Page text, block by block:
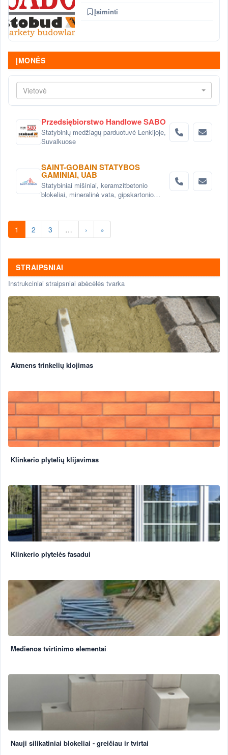
Įsiminti
ĮMONĖS
Vietovė
Przedsiębiorstwo Handlowe SABO
Statybinių medžiagų parduotuvė Lenkijoje,
Suvalkuose
SAINT-GOBAIN STATYBOS
GAMINIAI, UAB
Statybiniai mišiniai, keramzitbetonio
blokeliai, mineralinė vata, gipskartonio
1 2 3 … › »
STRAIPSNIAI
Instrukciniai straipsniai abėcėlės tvarka
Akmens trinkelių klojimas
Klinkerio plytelių klijavimas
Klinkerio plytelės fasadui
Medienos tvirtinimo elementai
Nauji silikatiniai blokeliai - greičiau ir tvirtai